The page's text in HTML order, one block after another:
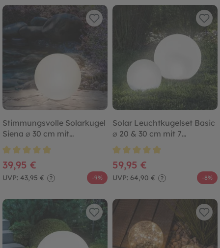
Stimmungsvolle Solarkugel
Siena ⌀ 30 cm mit
Fernbedienung
39,95 €
UVP: 43,95 € ? -9%
Solar Leuchtkugelset Basic
⌀ 20 & 30 cm mit 7
Lichtfarben
59,95 €
UVP: 64,90 € ? -8%